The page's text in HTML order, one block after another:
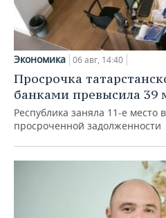
Экономика 06 авг, 14:40
Просрочка
банками превысила 39
Республика заняла 11-е место
просроченной задолженности